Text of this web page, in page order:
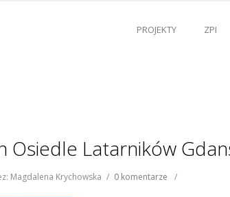
PROJEKTY ZPI
Osiedle Latarników
Magdalena Krychowska / 0 komentarze /